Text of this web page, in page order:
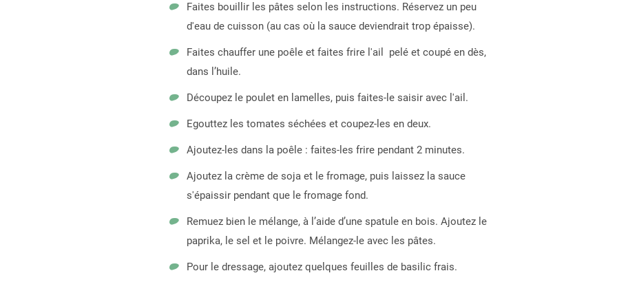
Faites bouillir les pâtes selon les instructions. Réservez un peu
d'eau de cuisson (au cas où la sauce deviendrait trop épaisse).
Faites chauffer une poêle et faites frire l'ail pelé et coupé en dès,
dans l’huile.
Découpez le poulet en lamelles, puis faites-le saisir avec l'ail.
Egouttez les tomates séchées et coupez-les en deux.
Ajoutez-les dans la poêle : faites-les frire pendant 2 minutes.
Ajoutez la crème de soja et le fromage, puis laissez la sauce
s'épaissir pendant que le fromage fond.
Remuez bien le mélange, à l’aide d’une spatule en bois. Ajoutez le
paprika, le sel et le poivre. Mélangez-le avec les pâtes.
Pour le dressage, ajoutez quelques feuilles de basilic frais.